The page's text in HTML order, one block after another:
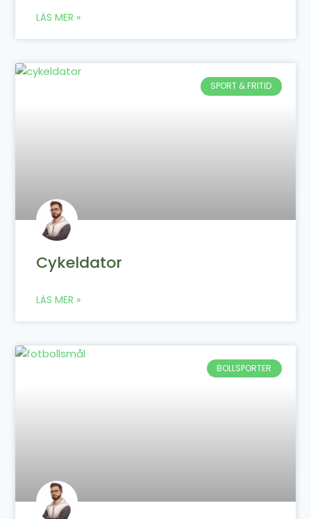
LÄS MER »
SPORT & FRITID
Cykeldator
LÄS MER »
BOLLSPORTER